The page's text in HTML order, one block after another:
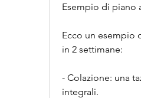
Esempio di piano
Ecco un esempio
in 2 settimane:
- Colazione: una
integrali.